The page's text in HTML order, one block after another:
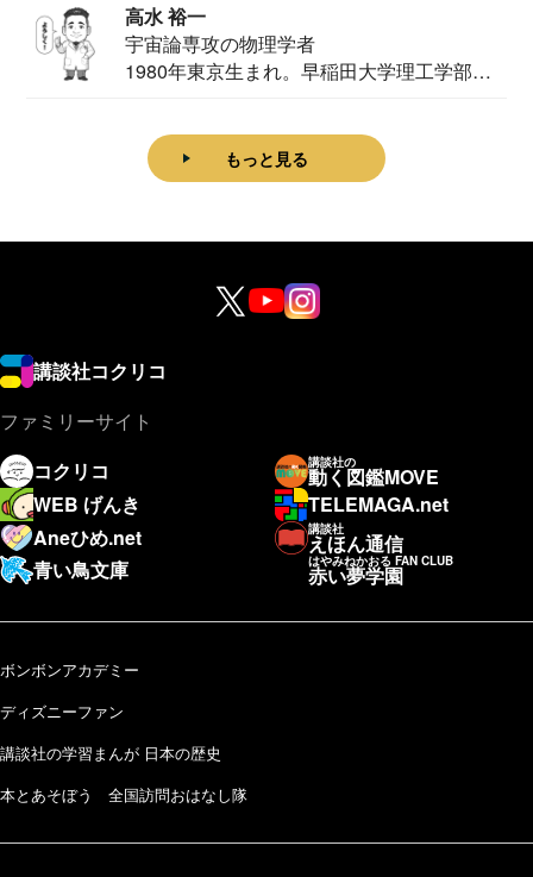
高水 裕一
宇宙論専攻の物理学者
1980年東京生まれ。早稲田大学理工学部物
もっと見る
講談社コクリコ
ファミリーサイト
コクリコ
講談社の
動く図鑑MOVE
WEB げんき
TELEMAGA.net
Aneひめ.net
講談社
えほん通信
青い鳥文庫
はやみねかおる FAN CLUB
赤い夢学園
ボンボンアカデミー
ディズニーファン
講談社の学習まんが 日本の歴史
本とあそぼう 全国訪問おはなし隊